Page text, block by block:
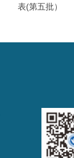
表(第五批）